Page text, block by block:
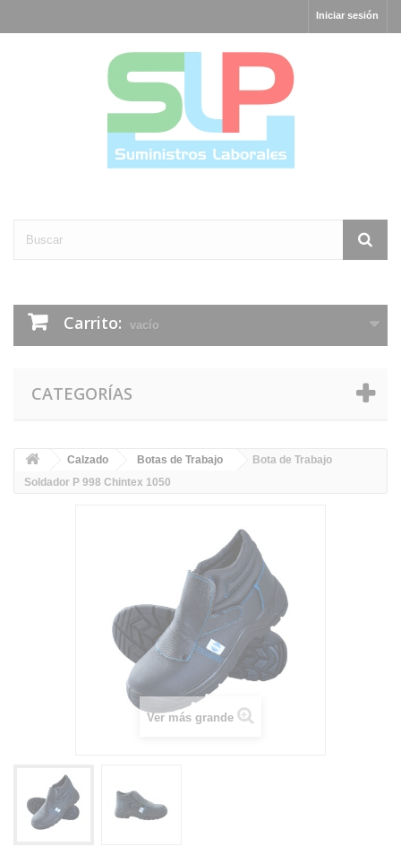
Iniciar sesión
Carrito: vacío
CATEGORÍAS
Calzado Botas de Trabajo
Bota de Trabajo
Soldador P 998 Chintex 1050
Ver más grande